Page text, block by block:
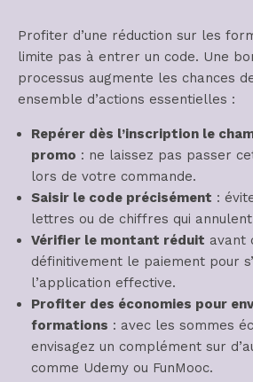
Profiter d’une réduction sur les
limite pas à entrer un code. Une
processus augmente les chances
ensemble d’actions essentielles :
Repérer dès l’inscription le
promo : ne laissez pas passer
lors de votre commande.
Saisir le code précisément :
lettres ou de chiffres qui
Vérifier le montant réduit avant
définitivement le paiement pour
l’application effective.
Profiter des économies pour
formations : avec les sommes
envisagez un complément sur
comme Udemy ou FunMooc.